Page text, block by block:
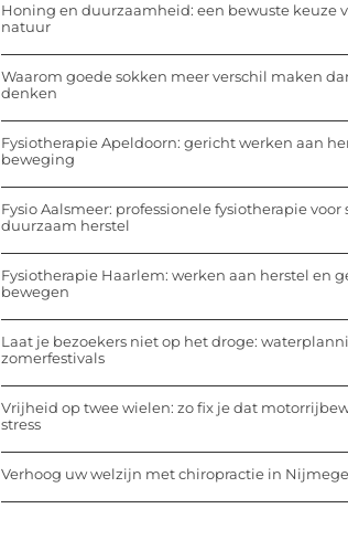
Honing en duurzaamheid: een bewuste keuze
natuur
Waarom goede sokken meer verschil maken
denken
Fysiotherapie Apeldoorn: gericht werken aan
beweging
Fysio Aalsmeer: professionele fysiotherapie voor
duurzaam herstel
Fysiotherapie Haarlem: werken aan herstel en
bewegen
Laat je bezoekers niet op het droge:
zomerfestivals
Vrijheid op twee wielen: zo fix je dat
stress
Verhoog uw welzijn met chiropractie in